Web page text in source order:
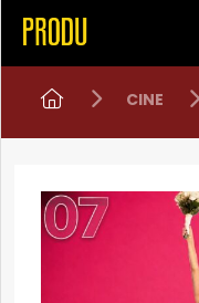
CINE